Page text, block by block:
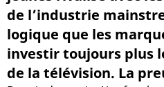
de l’industrie
logique que les
investir toujours plus
de la télévision. La